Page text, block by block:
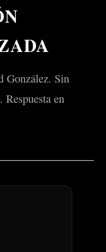
González. Sin
en